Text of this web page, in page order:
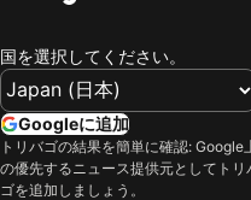
Trattenbach, spa hotels
Hofkirchen bei Hartberg, spa hotels
Laßnitzhöhe, spa hotels
Birkfeld, spa hotels
Alpl, spa hotels
Veitsch, spa hotels
国を選択してください。
Googleに追加
トリバゴの結果を簡単に確認: Google
の優先するニュース提供元としてトリ
ゴを追加しましょう。